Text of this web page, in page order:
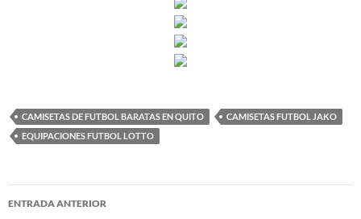
CAMISETAS DE FUTBOL BARATAS EN QUITO
CAMISETAS FUTBOL JAKO
EQUIPACIONES FUTBOL LOTTO
Navegación
ENTRADA ANTERIOR